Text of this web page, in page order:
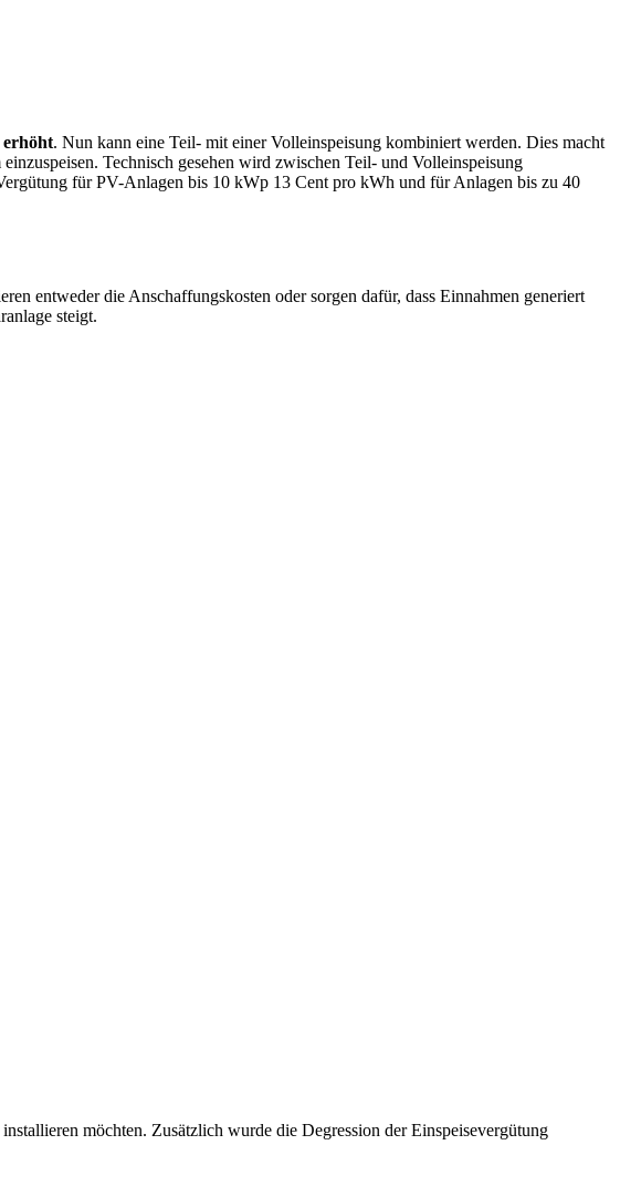
erhöht. Nun kann eine Teil- mit einer Volleinspeisung kombiniert werden. Dies macht
Technisch gesehen wird zwischen Teil- und Volleinspeisung
für PV-Anlagen bis 10 kWp 13 Cent pro kWh und für Anlagen bis zu 40
entweder die Anschaffungskosten oder sorgen dafür, dass Einnahmen generiert
steigt.
möchten. Zusätzlich wurde die Degression der Einspeisevergütung